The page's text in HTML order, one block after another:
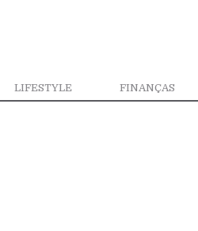
LIFESTYLE FINANÇAS